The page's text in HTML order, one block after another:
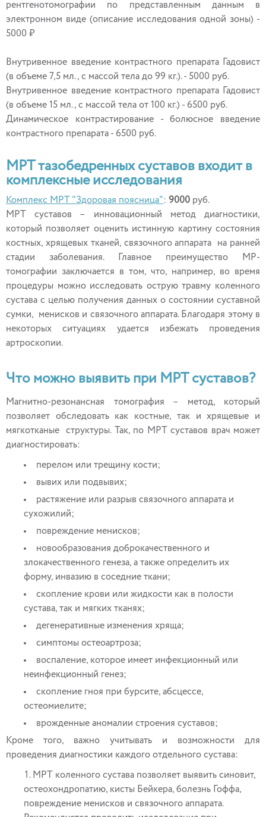
МРТ суставов – инновационный метод диагностики,
который позволяет оценить истинную картину состояния
костных, хрящевых тканей, связочного аппарата на ранней
стадии заболевания. Главное преимущество МР-
томографии заключается в том, что, например, во время
процедуры можно исследовать острую травму коленного
сустава с целью получения данных о состоянии суставной
сумки, менисков и связочного аппарата. Благодаря этому в
некоторых ситуациях удается избежать проведения
артроскопии.
Что можно выявить при МРТ суставов?
Магнитно-резонансная томография – метод, который
позволяет обследовать как костные, так и хрящевые и
мягкотканые структуры. Так, по МРТ суставов врач может
диагностировать:
перелом или трещину кости;
вывих или подвывих;
растяжение или разрыв связочного аппарата и
сухожилий;
повреждение менисков;
новообразования доброкачественного и
злокачественного генеза, а также определить их
форму, инвазию в соседние ткани;
скопление крови или жидкости как в полости
сустава, так и мягких тканях;
дегенеративные изменения хряща;
симптомы остеоартроза;
воспаление, которое имеет инфекционный или
неинфекционный генез;
скопление гноя при бурсите, абсцессе,
остеомиелите;
врожденные аномалии строения суставов;
Кроме того, важно учитывать и возможности для
проведения диагностики каждого отдельного сустава:
МРТ коленного сустава позволяет выявить синовит,
остеохондропатию, кисты Бейкера, болезнь Гоффа,
повреждение менисков и связочного аппарата.
рентгенотомографии по представленным данным в
электронном виде (описание исследования одной зоны) -
5000 ₽
Внутривенное введение контрастного препарата Гадовист
(в объеме 7,5 мл., с массой тела до 99 кг.). - 5000 руб.
Внутривенное введение контрастного препарата Гадовист
(в объеме 15 мл., с массой тела от 100 кг.) - 6500 руб.
Динамическое контрастирование - болюсное введение
контрастного препарата - 6500 руб.
МРТ тазобедренных суставов входит в
комплексные исследования
Комплекс МРТ "Здоровая поясница": 9000 руб.